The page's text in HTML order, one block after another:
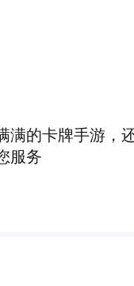
的卡牌手游，
服务